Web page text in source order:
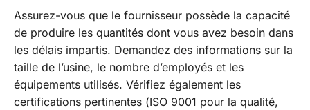
Assurez-vous que le fournisseur possède la capacité
de produire les quantités dont vous avez besoin dans
les délais impartis. Demandez des informations sur la
taille de l’usine, le nombre d’employés et les
équipements utilisés. Vérifiez également les
certifications pertinentes (ISO 9001 pour la qualité,